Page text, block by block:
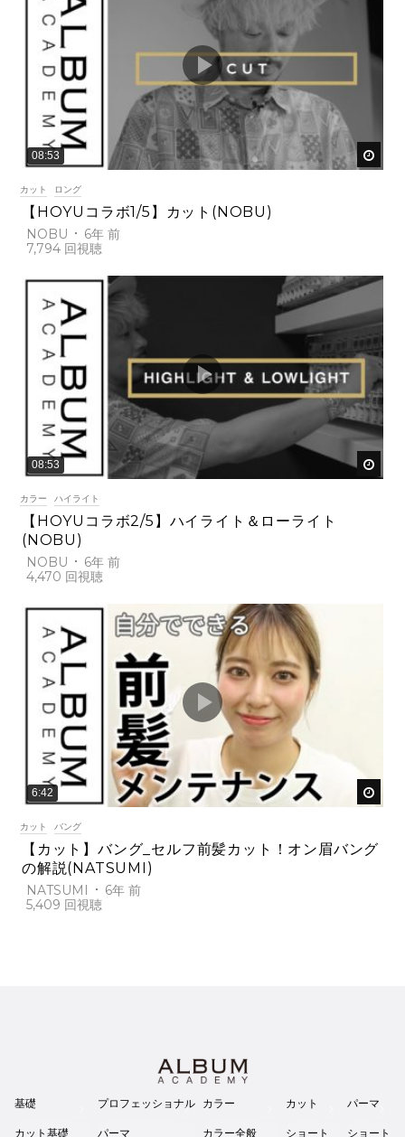
08:53
カット ロング
【HOYUコラボ1/5】カット(NOBU)
NOBU
6年 前
7,794
08:53
カラー ハイライト
【HOYUコラボ2/5】ハイライト＆ローライト
(NOBU)
NOBU
6年 前
4,470
6:42
カット バング
【カット】バング_セルフ前髪カット！オン眉バング
の解説(NATSUMI)
NATSUMI
6年 前
5,409
基礎
カット基礎
プロフェッショナル
パーマ
カラー
カラー全般
カット
ショート
パーマ
ショート